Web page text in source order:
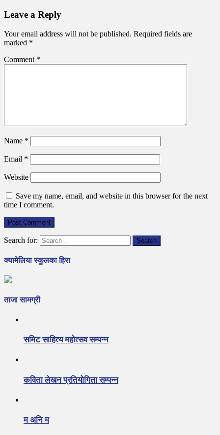
Leave a Reply
Your email address will not be published. Required fields are
marked *
Comment *
Name *
Email *
Website
Save my name, email, and website in this browser for the next
time I comment.
Search for:
क्यामेलिया स्कुलका हिरा
ताजा सामग्री
समिट साहित्य महोत्सव सम्पन्न
कविता लेखन प्रतियोगिता सम्पन्न
म अनि म